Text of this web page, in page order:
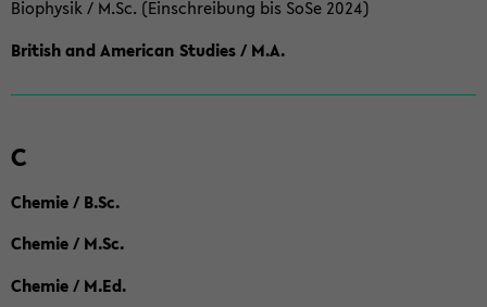
Biophysik / M.Sc. (Einschreibung bis SoSe 2024)
British and American Studies / M.A.
C
Chemie / B.Sc.
Chemie / M.Sc.
Chemie / M.Ed.